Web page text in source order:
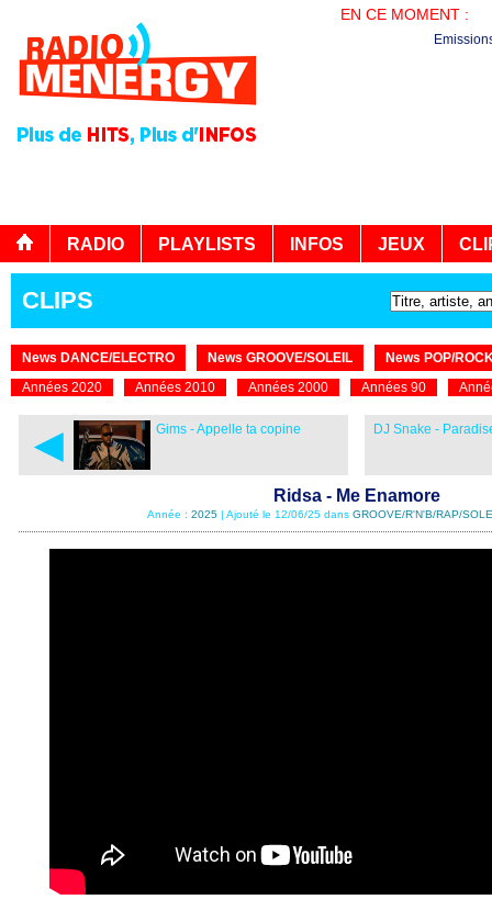
EN CE MOMENT :
RADIO PLAYLISTS INFOS JEUX
CLIPS
News DANCE/ELECTRO News GROOVE/SOLEIL
News POP/
Années 2020
Années 2010 Années 2000 Années 90
◄ Gims - Appelle ta copine DJ Snake -
Ridsa - Me Enamore
Année : 2025| Ajouté le 12/06/25 dans GROOVE/R'N'B/RAP/